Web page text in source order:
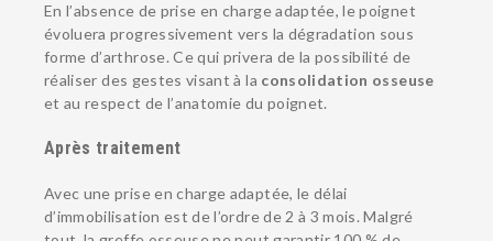
En l’absence de prise en charge adaptée, le poignet
évoluera progressivement vers la dégradation sous
forme d’arthrose. Ce qui privera de la possibilité de
réaliser des gestes visant à la consolidation osseuse
et au respect de l’anatomie du poignet.
Après traitement
Avec une prise en charge adaptée, le délai
d’immobilisation est de l’ordre de 2 à 3 mois. Malgré